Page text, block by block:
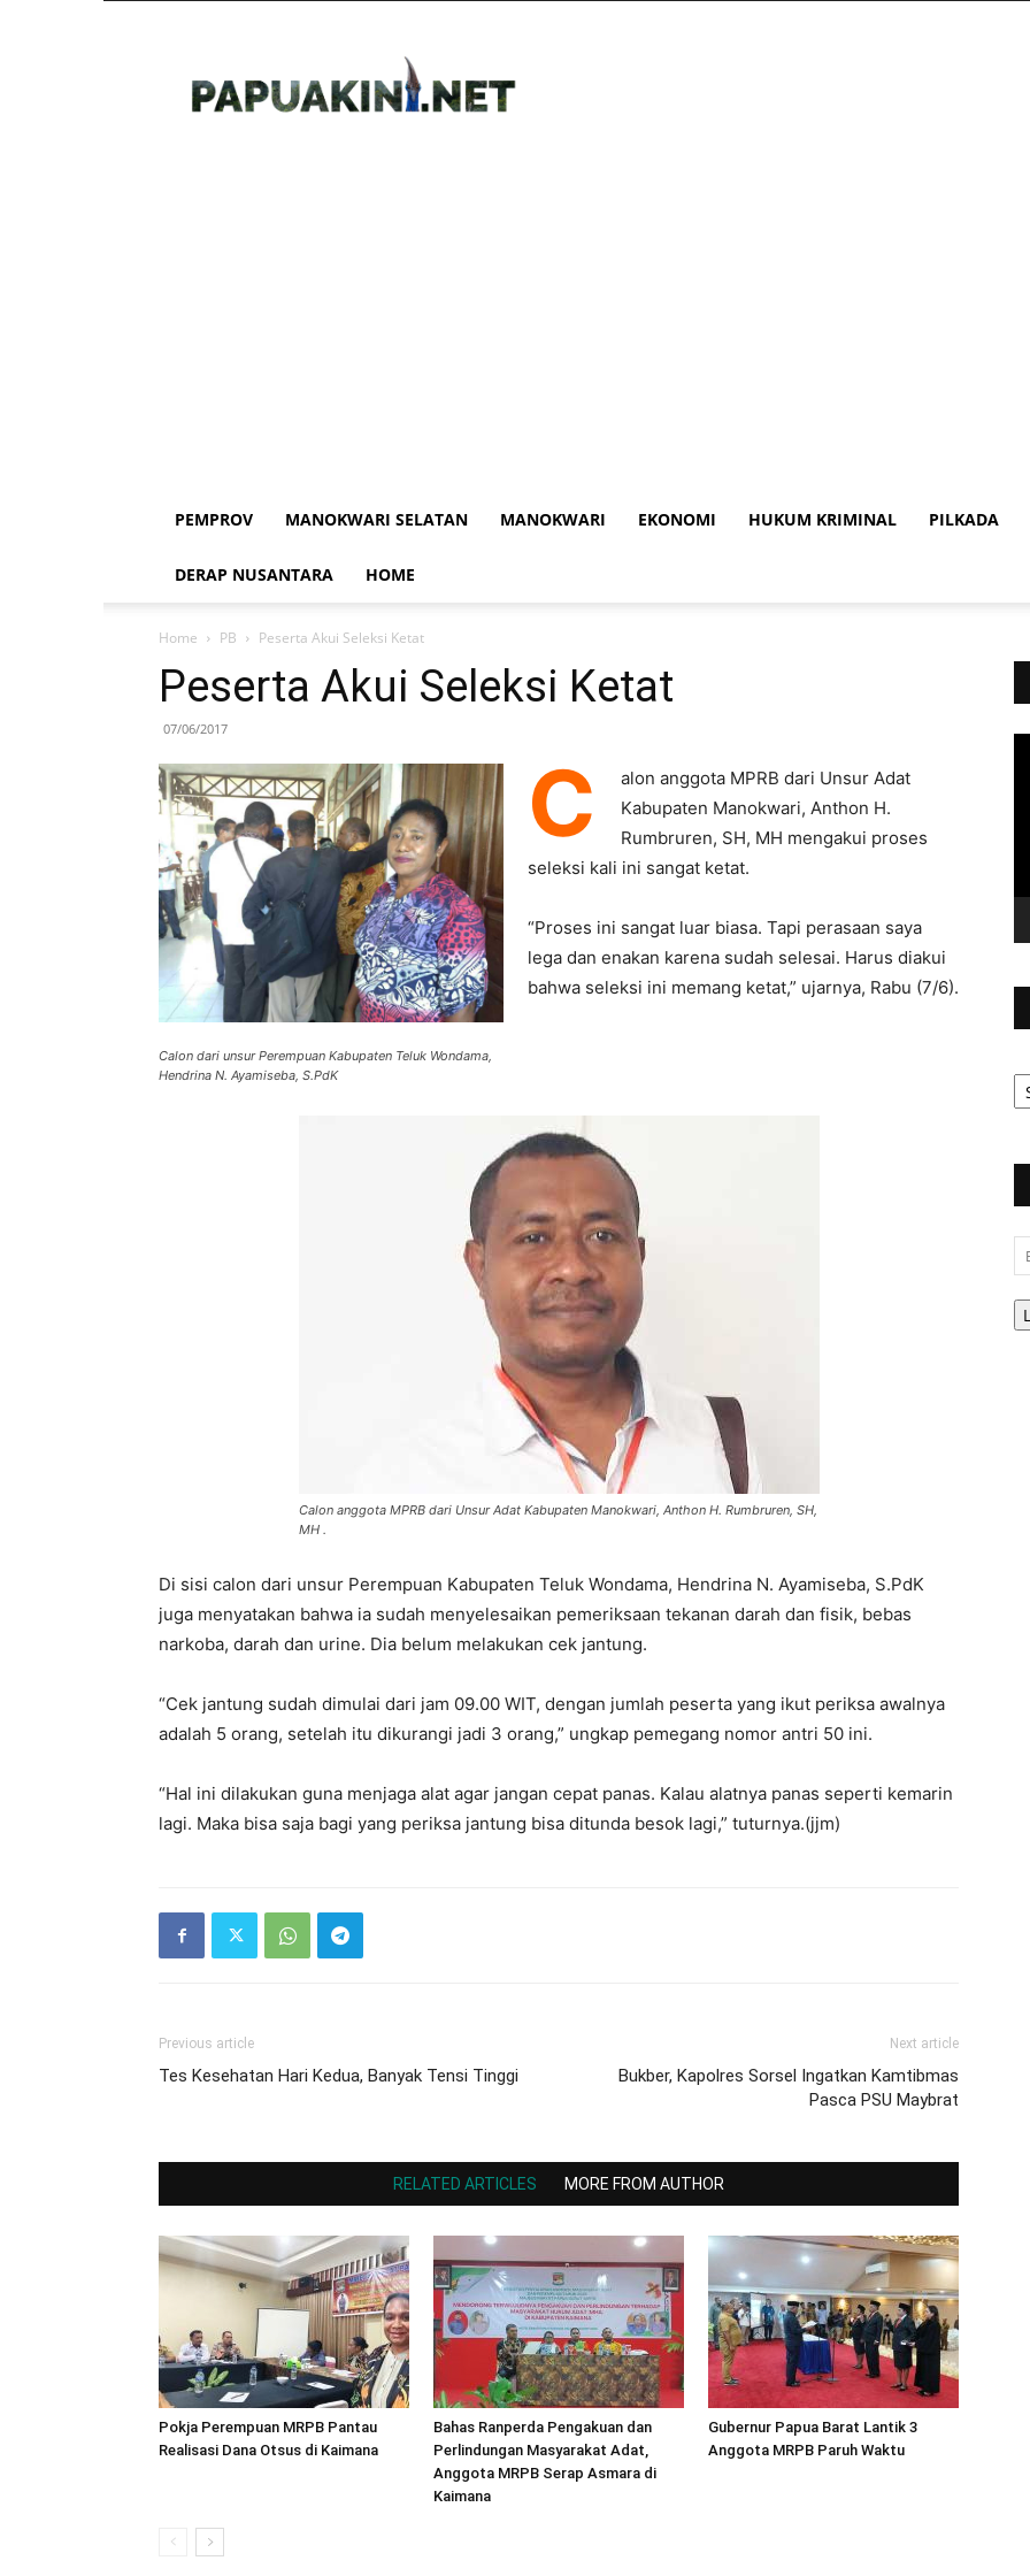
PEMPROV MANOKWARI SELATAN MANOKWARI EKONOMI HUKUM KRIMINAL PILKADA
DERAP NUSANTARA HOME
Home PB Peserta Akui Seleksi Ketat
Peserta Akui Seleksi Ketat
07/06/2017
Calon dari unsur Perempuan Kabupaten Teluk Wondama,
Hendrina N. Ayamiseba, S.PdK
C
alon anggota MPRB dari Unsur Adat
Kabupaten Manokwari, Anthon H.
Rumbruren, SH, MH mengakui proses
seleksi kali ini sangat ketat.
“Proses ini sangat luar biasa. Tapi perasaan saya
lega dan enakan karena sudah selesai. Harus diakui
bahwa seleksi ini memang ketat,” ujarnya, Rabu (7/6).
Calon anggota MPRB dari Unsur Adat Kabupaten Manokwari, Anthon H. Rumbruren, SH,
MH .
Di sisi calon dari unsur Perempuan Kabupaten Teluk Wondama, Hendrina N. Ayamiseba, S.PdK
juga menyatakan bahwa ia sudah menyelesaikan pemeriksaan tekanan darah dan fisik, bebas
narkoba, darah dan urine. Dia belum melakukan cek jantung.
“Cek jantung sudah dimulai dari jam 09.00 WIT, dengan jumlah peserta yang ikut periksa awalnya
adalah 5 orang, setelah itu dikurangi jadi 3 orang,” ungkap pemegang nomor antri 50 ini.
“Hal ini dilakukan guna menjaga alat agar jangan cepat panas. Kalau alatnya panas seperti kemarin
lagi. Maka bisa saja bagi yang periksa jantung bisa ditunda besok lagi,” tuturnya.(jjm)
Previous article
Tes Kesehatan Hari Kedua, Banyak Tensi Tinggi
Next article
Bukber, Kapolres Sorsel Ingatkan Kamtibmas
Pasca PSU Maybrat
RELATED ARTICLES MORE FROM AUTHOR
Pokja Perempuan MRPB Pantau
Realisasi Dana Otsus di Kaimana
Bahas Ranperda Pengakuan dan
Perlindungan Masyarakat Adat,
Anggota MRPB Serap Asmara di
Kaimana
Gubernur Papua Barat Lantik 3
Anggota MRPB Paruh Waktu